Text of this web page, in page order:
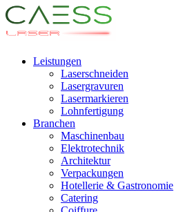
Leistungen
Laserschneiden
Lasergravuren
Lasermarkieren
Lohnfertigung
Branchen
Maschinenbau
Elektrotechnik
Architektur
Verpackungen
Hotellerie & Gastronomie
Catering